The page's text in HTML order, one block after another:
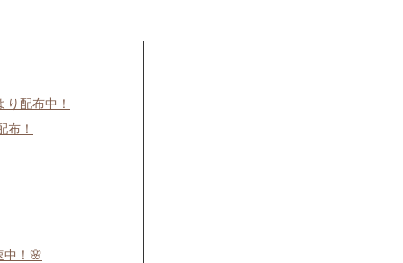
配布中！
布！
中！🌸